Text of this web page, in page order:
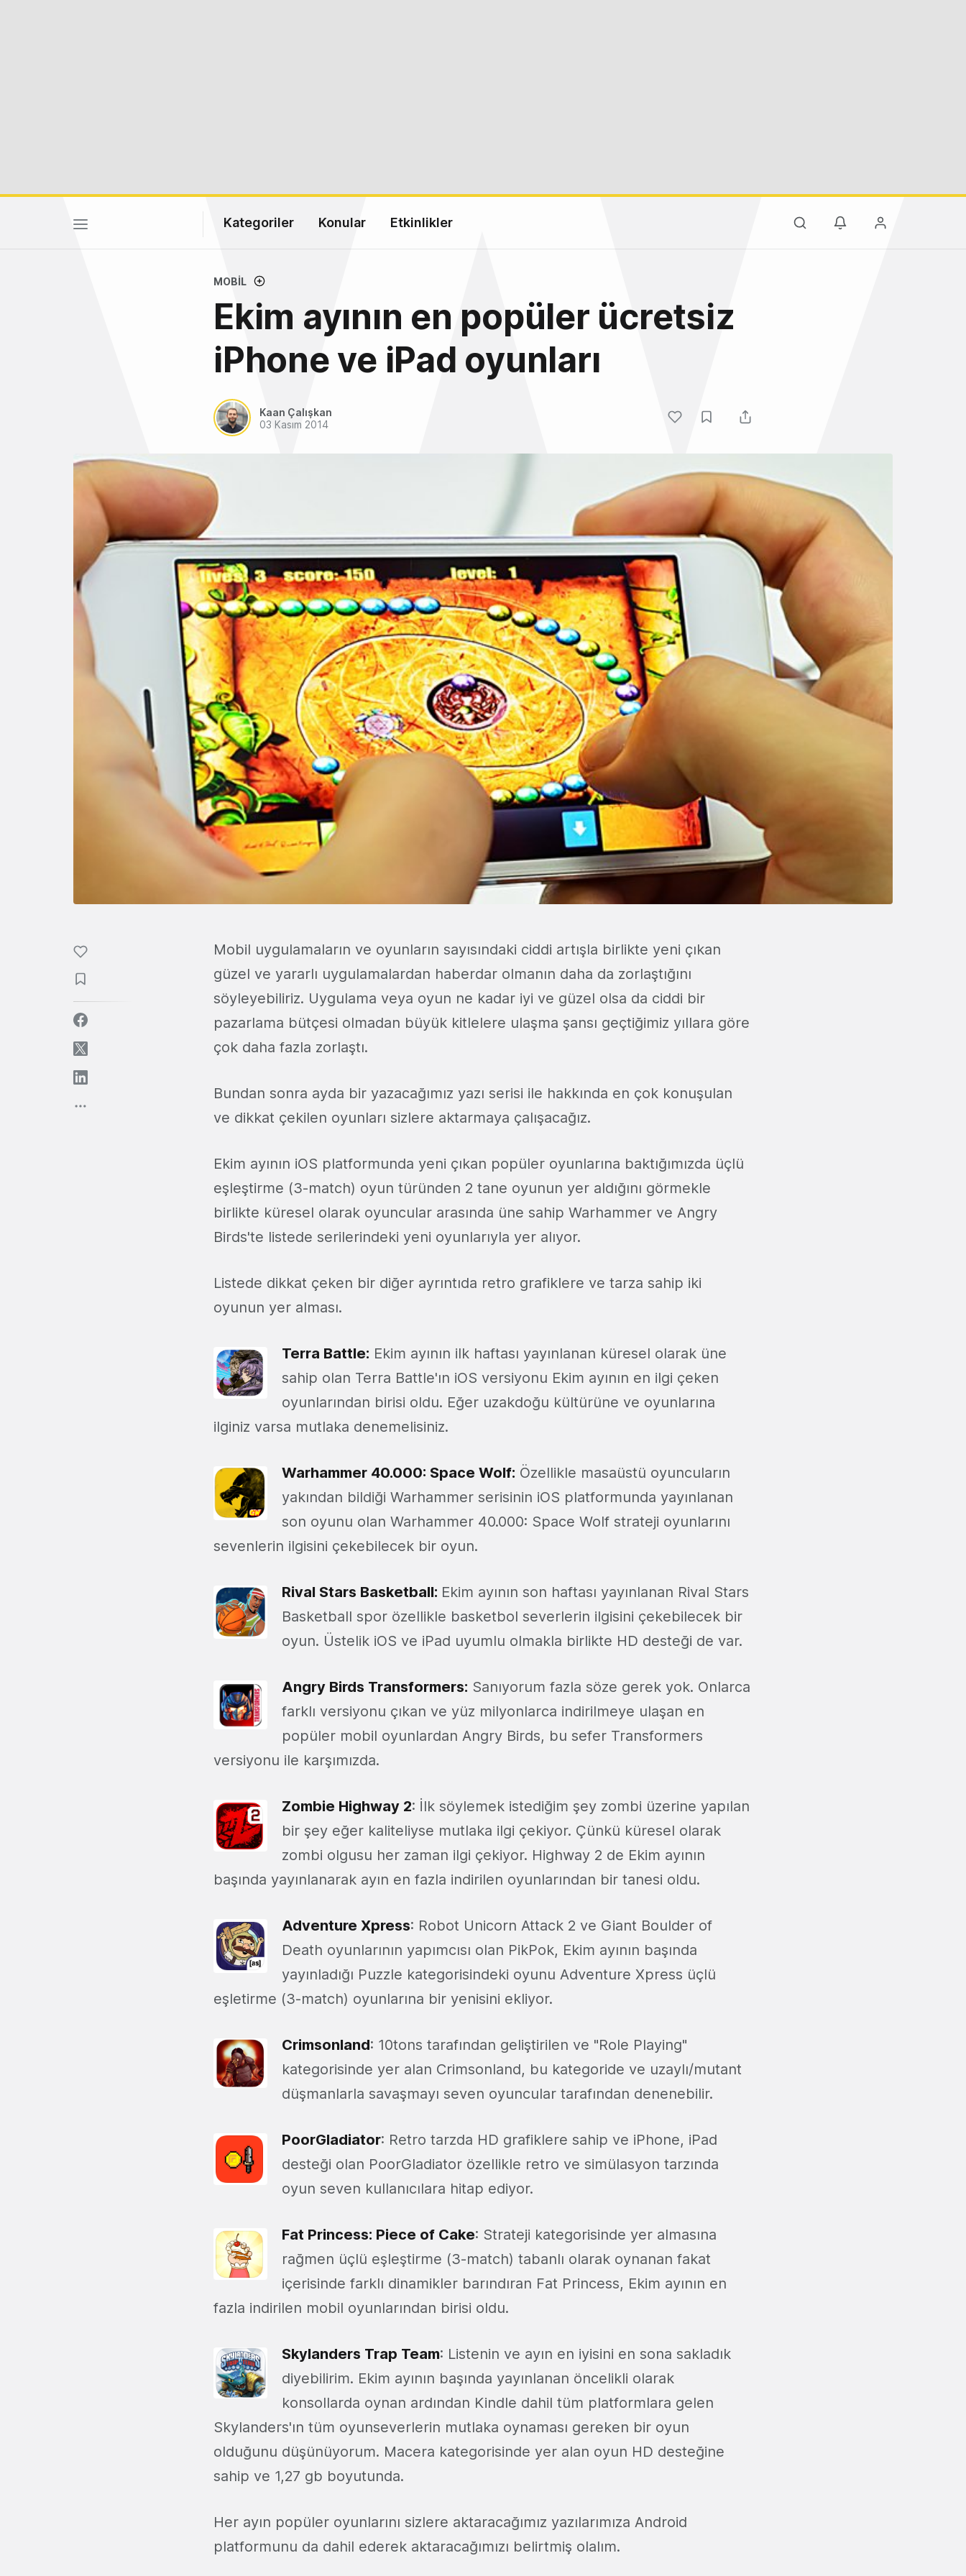
Kategoriler Konular Etkinlikler
MOBIL
Ekim ayının en popüler ücretsiz
iPhone ve iPad oyunları
Kaan Çalışkan
03 Kasım 2014
Mobil uygulamaların ve oyunların sayısındaki ciddi artışla birlikte yeni çıkan
güzel ve yararlı uygulamalardan haberdar olmanın daha da zorlaştığını
söyleyebiliriz. Uygulama veya oyun ne kadar iyi ve güzel olsa da ciddi bir
pazarlama bütçesi olmadan büyük kitlelere ulaşma şansı geçtiğimiz yıllara göre
çok daha fazla zorlaştı.
Bundan sonra ayda bir yazacağımız yazı serisi ile hakkında en çok konuşulan
ve dikkat çekilen oyunları sizlere aktarmaya çalışacağız.
Ekim ayının iOS platformunda yeni çıkan popüler oyunlarına baktığımızda üçlü
eşleştirme (3-match) oyun türünden 2 tane oyunun yer aldığını görmekle
birlikte küresel olarak oyuncular arasında üne sahip Warhammer ve Angry
Birds'te listede serilerindeki yeni oyunlarıyla yer alıyor.
Listede dikkat çeken bir diğer ayrıntıda retro grafiklere ve tarza sahip iki
oyunun yer alması.
Terra Battle: Ekim ayının ilk haftası yayınlanan küresel olarak üne
sahip olan Terra Battle'ın iOS versiyonu Ekim ayının en ilgi çeken
oyunlarından birisi oldu. Eğer uzakdoğu kültürüne ve oyunlarına
ilginiz varsa mutlaka denemelisiniz.
Warhammer 40.000: Space Wolf: Özellikle masaüstü oyuncuların
yakından bildiği Warhammer serisinin iOS platformunda yayınlanan
son oyunu olan Warhammer 40.000: Space Wolf strateji oyunlarını
sevenlerin ilgisini çekebilecek bir oyun.
Rival Stars Basketball: Ekim ayının son haftası yayınlanan Rival Stars
Basketball spor özellikle basketbol severlerin ilgisini çekebilecek bir
oyun. Üstelik iOS ve iPad uyumlu olmakla birlikte HD desteği de var.
Angry Birds Transformers: Sanıyorum fazla söze gerek yok. Onlarca
farklı versiyonu çıkan ve yüz milyonlarca indirilmeye ulaşan en
popüler mobil oyunlardan Angry Birds, bu sefer Transformers
versiyonu ile karşımızda.
Zombie Highway 2: İlk söylemek istediğim şey zombi üzerine yapılan
bir şey eğer kaliteliyse mutlaka ilgi çekiyor. Çünkü küresel olarak
zombi olgusu her zaman ilgi çekiyor. Highway 2 de Ekim ayının
başında yayınlanarak ayın en fazla indirilen oyunlarından bir tanesi oldu.
Adventure Xpress: Robot Unicorn Attack 2 ve Giant Boulder of
Death oyunlarının yapımcısı olan PikPok, Ekim ayının başında
yayınladığı Puzzle kategorisindeki oyunu Adventure Xpress üçlü
eşletirme (3-match) oyunlarına bir yenisini ekliyor.
Crimsonland: 10tons tarafından geliştirilen ve "Role Playing"
kategorisinde yer alan Crimsonland, bu kategoride ve uzaylı/mutant
düşmanlarla savaşmayı seven oyuncular tarafından denenebilir.
PoorGladiator: Retro tarzda HD grafiklere sahip ve iPhone, iPad
desteği olan PoorGladiator özellikle retro ve simülasyon tarzında
oyun seven kullanıcılara hitap ediyor.
Fat Princess: Piece of Cake: Strateji kategorisinde yer almasına
rağmen üçlü eşleştirme (3-match) tabanlı olarak oynanan fakat
içerisinde farklı dinamikler barındıran Fat Princess, Ekim ayının en
fazla indirilen mobil oyunlarından birisi oldu.
Skylanders Trap Team: Listenin ve ayın en iyisini en sona sakladık
diyebilirim. Ekim ayının başında yayınlanan öncelikli olarak
konsollarda oynan ardından Kindle dahil tüm platformlara gelen
Skylanders'ın tüm oyunseverlerin mutlaka oynaması gereken bir oyun
olduğunu düşünüyorum. Macera kategorisinde yer alan oyun HD desteğine
sahip ve 1,27 gb boyutunda.
Her ayın popüler oyunlarını sizlere aktaracağımız yazılarımıza Android
platformunu da dahil ederek aktaracağımızı belirtmiş olalım.